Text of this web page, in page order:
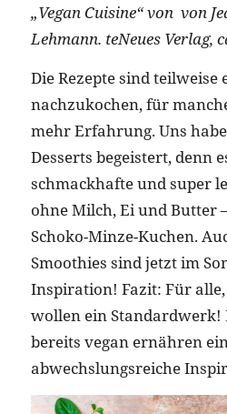
„Vegan Cuisine“ von von
Lehmann. teNeues Verlag,
Die Rezepte sind teilweise
nachzukochen, für
mehr Erfahrung. Uns
Desserts begeistert, denn
schmackhafte und super
ohne Milch, Ei und Butter
Schoko-Minze-Kuchen.
Smoothies sind jetzt im
Inspiration! Fazit: Für
wollen ein Standardwerk!
bereits vegan ernähren
abwechslungsreiche